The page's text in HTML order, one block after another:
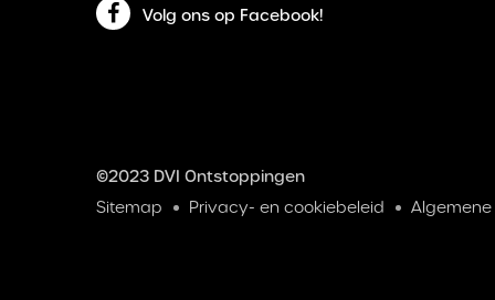
Volg ons op Facebook!
©2023 DVI Ontstoppingen
Sitemap
Privacy- en cookiebeleid